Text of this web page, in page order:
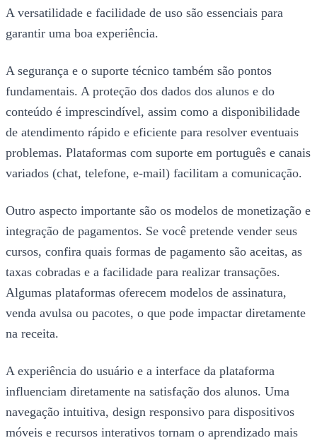
A versatilidade e facilidade de uso são essenciais para
garantir uma boa experiência.
A segurança e o suporte técnico também são pontos
fundamentais. A proteção dos dados dos alunos e do
conteúdo é imprescindível, assim como a disponibilidade
de atendimento rápido e eficiente para resolver eventuais
problemas. Plataformas com suporte em português e canais
variados (chat, telefone, e-mail) facilitam a comunicação.
Outro aspecto importante são os modelos de monetização e
integração de pagamentos. Se você pretende vender seus
cursos, confira quais formas de pagamento são aceitas, as
taxas cobradas e a facilidade para realizar transações.
Algumas plataformas oferecem modelos de assinatura,
venda avulsa ou pacotes, o que pode impactar diretamente
na receita.
A experiência do usuário e a interface da plataforma
influenciam diretamente na satisfação dos alunos. Uma
navegação intuitiva, design responsivo para dispositivos
móveis e recursos interativos tornam o aprendizado mais